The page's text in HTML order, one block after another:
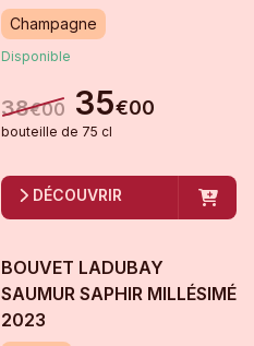
Champagne
Disponible
38€00 35€00
bouteille de 75 cl
DÉCOUVRIR
BOUVET LADUBAY
SAUMUR SAPHIR MILLÉSIMÉ
2023